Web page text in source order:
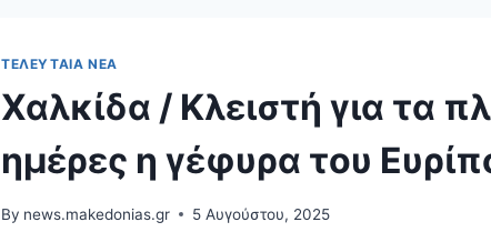
ΤΕΛΕΥΤΑΊΑ ΝΈΑ
Χαλκίδα / Κλειστή για τα
ημέρες η γέφυρα του
By news.makedonias.gr 5 Αυγούστου, 2025